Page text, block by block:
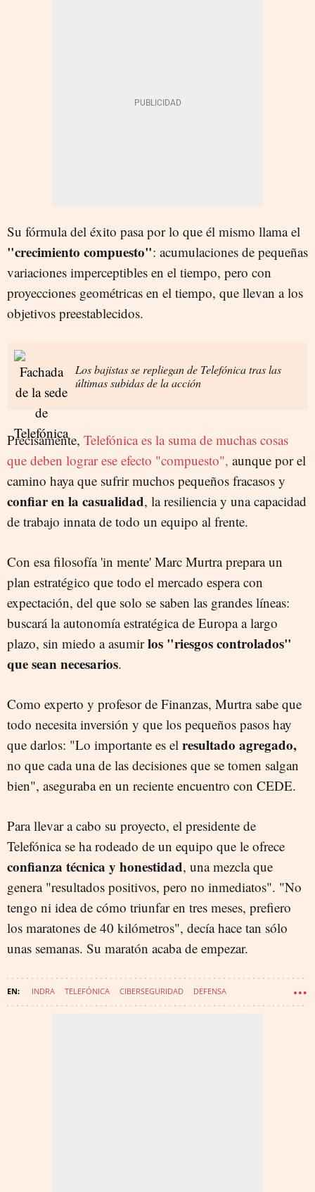
Su fórmula del éxito pasa por lo que él mismo llama el
"crecimiento compuesto": acumulaciones de pequeñas
variaciones imperceptibles en el tiempo, pero con
proyecciones geométricas en el tiempo, que llevan a los
objetivos preestablecidos.
Los bajistas se repliegan de Telefónica tras las
últimas subidas de la acción
Precisamente, Telefónica es la suma de muchas cosas
que deben lograr ese efecto "compuesto", aunque por el
camino haya que sufrir muchos pequeños fracasos y
confiar en la casualidad, la resiliencia y una capacidad
de trabajo innata de todo un equipo al frente.
Con esa filosofía 'in mente' Marc Murtra prepara un
plan estratégico que todo el mercado espera con
expectación, del que solo se saben las grandes líneas:
buscará la autonomía estratégica de Europa a largo
plazo, sin miedo a asumirlos "riesgos controlados"
que sean necesarios.
Como experto y profesor de Finanzas, Murtra sabe que
todo necesita inversión y que los pequeños pasos hay
que darlos: "Lo importante es el resultado agregado,
no que cada una de las decisiones que se tomen salgan
bien", aseguraba en un reciente encuentro con CEDE.
Para llevar a cabo su proyecto, el presidente de
Telefónica se ha rodeado de un equipo que le ofrece
confianza técnica y honestidad, una mezcla que
genera "resultados positivos, pero no inmediatos". "No
tengo ni idea de cómo triunfar en tres meses, prefiero
los maratones de 40 kilómetros", decía hace tan sólo
unas semanas. Su maratón acaba de empezar.
INDRA TELEFÓNICA CIBERSEGURIDAD DEFENSA